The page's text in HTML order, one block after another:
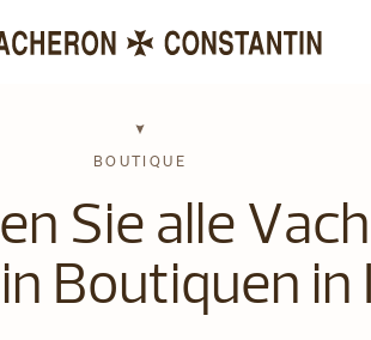
BOUTIQUE
Sie alle
Boutiquen in